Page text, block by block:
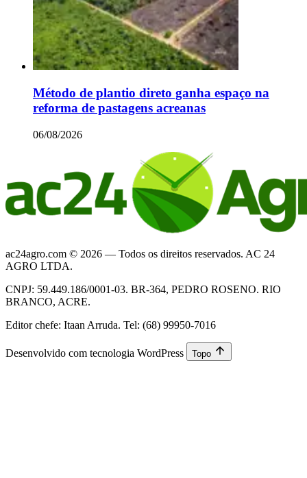
Método de plantio direto ganha espaço na
reforma de pastagens acreanas
06/08/2026
ac24agro.com © 2026 — Todos os direitos reservados. AC 24
AGRO LTDA.
CNPJ: 59.449.186/0001-03. BR-364, PEDRO ROSENO. RIO
BRANCO, ACRE.
Editor chefe: Itaan Arruda. Tel: (68) 99950-7016
Desenvolvido com tecnologia WordPress Topo